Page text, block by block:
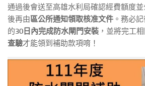
通過後會送至高雄水利局確認經費額度
後再由區公所通知領取核准文件 。務必
的30日內完成防水閘門安裝 ，並將完工
查驗才能領到補助款項唷！